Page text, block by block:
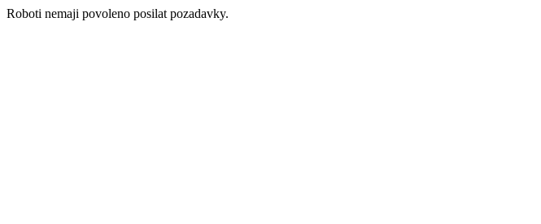
Roboti nemaji povoleno posilat pozadavky.